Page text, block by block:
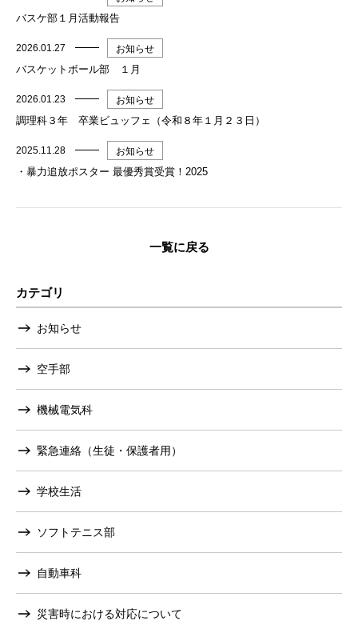
バスケ部１月活動報告
2026.01.27 お知らせ
バスケットボール部 １月
2026.01.23 お知らせ
調理科３年 卒業ビュッフェ（令和８年１月２３日）
2025.11.28 お知らせ
・暴力追放ポスター 最優秀賞受賞！2025
一覧に戻る
カテゴリ
お知らせ
空手部
機械電気科
緊急連絡（生徒・保護者用）
学校生活
ソフトテニス部
自動車科
災害時における対応について